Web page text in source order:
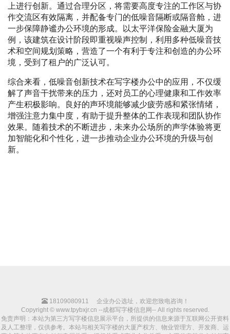
上进行创新。通过合理分区，将需要高度专注的工作区与协
作交流区有效隔离，并配备专门的低噪音隔断或隔音舱，进
一步保障静谧办公环境的形成。以太平洋保险金融大厦为
例，该建筑在设计阶段即重视噪声控制，利用多种低噪音技
术和空间规划策略，营造了一个有利于专注和创造的办公环
境，受到了租户的广泛认可。
综合来看，低噪音创新技术在写字楼办公中的应用，不仅缓
解了声音干扰带来的压力，还对员工的心理健康和工作效率
产生积极影响。良好的声环境能够减少疲劳感和紧张情绪，
增强注意力集中度，有助于提升整体的工作表现和团队协作
效果。随着技术的不断进步，未来办公场所的声学体验将更
加智能化和个性化，进一步推动企业办公环境的升级与创
新。
18109080911
企业办公选址，欢迎您致电咨询！
Copyright © www.tpybxjr.cn --成都写字楼信息网-- All rights reserved.
免责声明：本站为第三方写字楼信息展示平台，所提供的信息来源于互联网公开资料
及人工整理，仅供参考。本站与相关写字楼的大厦产权方、物业管理方、开发商、运